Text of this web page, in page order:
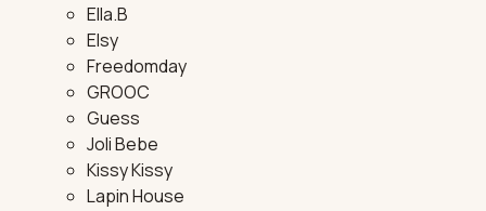
Ella.B
Elsy
Freedomday
GROOC
Guess
Joli Bebe
Kissy Kissy
Lapin House